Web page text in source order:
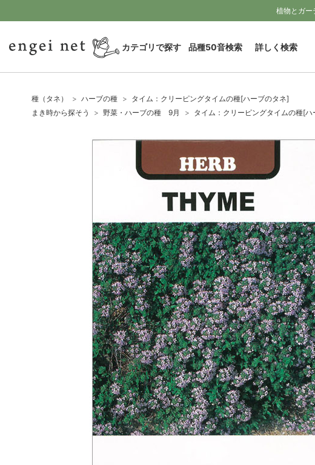
植物とガ
カテゴリで探す 品種50音検索 詳しく検索
種（タネ） ハーブの種
タイム：クリーピングタイムの種[ハーブのタネ]
まき時から探そう
野菜・ハーブの種 9月 タイム：クリーピングタイムの種[ハ